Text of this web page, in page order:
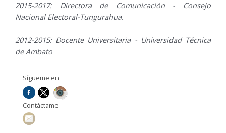
2015-2017: Directora de Comunicación - Consejo
Nacional Electoral-Tungurahua.
2012-2015: Docente Universitaria - Universidad Técnica
de Ambato
Sígueme en
Contáctame